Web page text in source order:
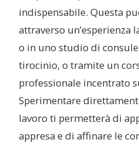
indispensabile. Questa
attraverso un’esperienza
o in uno studio di
tirocinio, o tramite un
professionale incentrato
Sperimentare
lavoro ti permetterà di
appresa e di affinare le